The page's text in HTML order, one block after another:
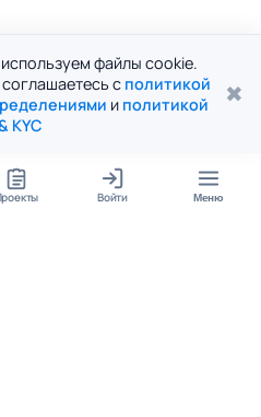
файлы cookie.
с политикой
и политикой
KYC
✖
Войти Меню